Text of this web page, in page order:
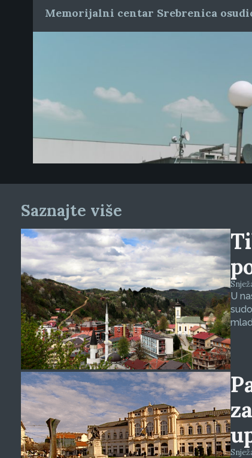
Memorijalni centar Srebrenica
Saznajte više
U